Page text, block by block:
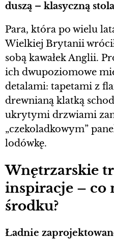
duszą – klasyczną
Para, która po wielu
Wielkiej Brytanii
sobą kawałek Anglii.
ich dwupoziomowe
detalami: tapetami z
drewnianą klatką
ukrytymi drzwiami
„czekoladkowym”
lodówkę.
Wnętrzarskie
inspiracje – co
środku?
Ładnie